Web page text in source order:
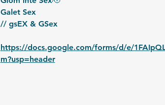
Galet Sex
// gsEX & GSex
https://docs.google.com/forms/d/e/
m?usp=header